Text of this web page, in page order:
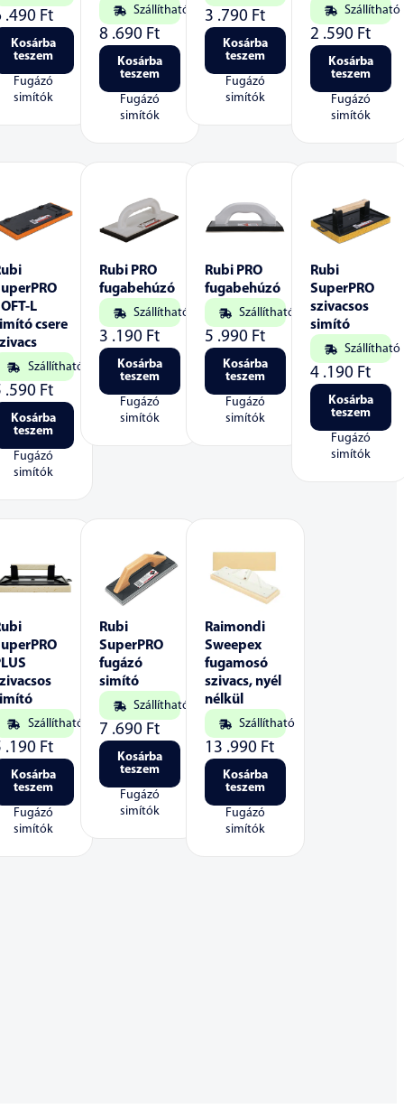
.490 Ft
Kosárba
teszem
Fugázó
simítók
Szállítható
8 .690 Ft
Kosárba
teszem
Fugázó
simítók
3 .790 Ft
Kosárba
teszem
Fugázó
simítók
Szállítható
2 .590 Ft
Kosárba
teszem
Fugázó
simítók
L
csere
Szállítható
.590 Ft
Kosárba
teszem
Fugázó
simítók
Rubi PRO
fugabehúzó
Szállítható
3 .190 Ft
Kosárba
teszem
Fugázó
simítók
Rubi PRO
fugabehúzó
Szállítható
5 .990 Ft
Kosárba
teszem
Fugázó
simítók
Rubi
SuperPRO
szivacsos
simító
Szállítható
4 .190 Ft
Kosárba
teszem
Fugázó
simítók
Szállítható
.190 Ft
Kosárba
teszem
Fugázó
simítók
Rubi
SuperPRO
fugázó
simító
Szállítható
7 .690 Ft
Kosárba
teszem
Fugázó
simítók
Raimondi
Sweepex
fugamosó
szivacs, nyél
nélkül
Szállítható
13 .990 Ft
Kosárba
teszem
Fugázó
simítók